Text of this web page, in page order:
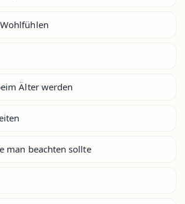
Älter werden
man beachten sollte